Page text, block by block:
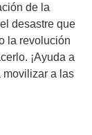
de la
desastre que
la revolución
¡Ayuda a
movilizar a las